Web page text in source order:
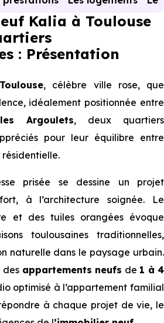
Kalia à Toulouse
: Présentation
Toulouse, célèbre ville rose, que
idéalement positionnée entre
Argoulets, deux quartiers
pour leur équilibre entre
prisée se dessine un projet
à l’architecture soignée. Le
et des tuiles orangées évoque
toulousaines traditionnelles,
naturelle dans le paysage urbain.
des appartements neufs de 1 à 4
optimisé à l’appartement familial
à chaque projet de vie, le